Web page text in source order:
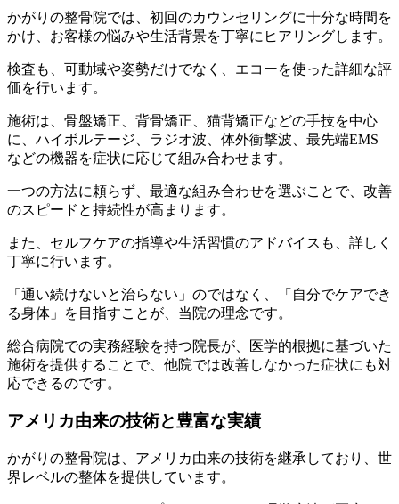
かがりの整骨院では、初回のカウンセリングに十分な時間を
かけ、お客様の悩みや生活背景を丁寧にヒアリングします。
検査も、可動域や姿勢だけでなく、エコーを使った詳細な評
価を行います。
施術は、骨盤矯正、背骨矯正、猫背矯正などの手技を中心
に、ハイボルテージ、ラジオ波、体外衝撃波、最先端EMS
などの機器を症状に応じて組み合わせます。
一つの方法に頼らず、最適な組み合わせを選ぶことで、改善
のスピードと持続性が高まります。
また、セルフケアの指導や生活習慣のアドバイスも、詳しく
丁寧に行います。
「通い続けないと治らない」のではなく、「自分でケアでき
る身体」を目指すことが、当院の理念です。
総合病院での実務経験を持つ院長が、医学的根拠に基づいた
施術を提供することで、他院では改善しなかった症状にも対
応できるのです。
アメリカ由来の技術と豊富な実績
かがりの整骨院は、アメリカ由来の技術を継承しており、世
界レベルの整体を提供しています。